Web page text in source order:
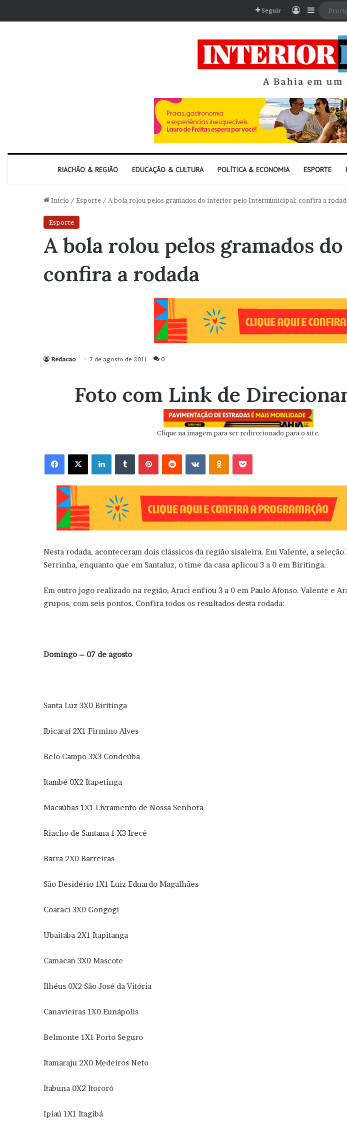
Seguir EntrarBarra
RIACHÃO & REGIÃO EDUCAÇÃO & CULTURA POLÍTICA & ECONOMIA ESPORTE
Início / Esporte / A bola rolou pelos gramados do interior pelo Intermunicipal; confira a
Esporte
A bola rolou pelos gramados
confira a rodada
Redacao 7 de agosto de 2011 0
Foto com Link de
Clique na imagem para ser redirecionado para o site.
Facebook X Linkedin VK OK
Nesta rodada, aconteceram dois clássicos da região sisaleira. Em Valente, a
Serrinha, enquanto que em Santaluz, o time da casa aplicou 3 a 0 em Biritinga.
Em outro jogo realizado na região, Araci enfiou 3 a 0 em Paulo Afonso. Valente e
grupos, com seis pontos. Confira todos os resultados desta rodada:
Domingo – 07 de agosto
Santa Luz 3X0 Biritinga
Ibicaraí 2X1 Firmino Alves
Belo Campo 3X3 Condeúba
Itambé 0X2 Itapetinga
Macaúbas 1X1 Livramento de Nossa Senhora
Riacho de Santana 1 X3 Irecê
Barra 2X0 Barreiras
São Desidério 1X1 Luiz Eduardo Magalhães
Coaraci 3X0 Gongogi
Ubaitaba 2X1 Itapitanga
Camacan 3X0 Mascote
Ilhéus 0X2 São José da Vitória
Canavieiras 1X0 Eunápolis
Belmonte 1X1 Porto Seguro
Itamaraju 2X0 Medeiros Neto
Itabuna 0X2 Itororó
Ipiaú 1X1 Itagibá